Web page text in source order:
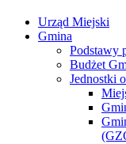
Urząd Miejski
Gmina
Podstawy
Budżet
Jednostki